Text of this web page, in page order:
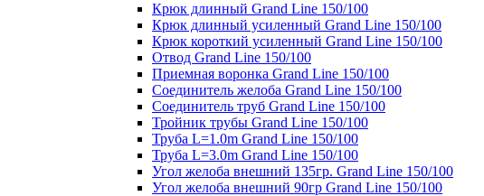
Крюк длинный Grand Line 150/100
Крюк длинный усиленный Grand Line 150/100
Крюк короткий усиленный Grand Line 150/100
Отвод Grand Line 150/100
Приемная воронка Grand Line 150/100
Соединитель желоба Grand Line 150/100
Соединитель труб Grand Line 150/100
Тройник трубы Grand Line 150/100
Труба L=1.0m Grand Line 150/100
Труба L=3.0m Grand Line 150/100
Угол желоба внешний 135гр. Grand Line 150/100
Угол желоба внешний 90гр Grand Line 150/100